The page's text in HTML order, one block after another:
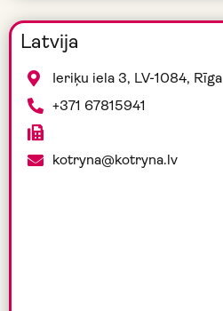
Latvija
Ieriķu iela 3, LV-1084, Rīga
+371 67815941
kotryna@kotryna.lv